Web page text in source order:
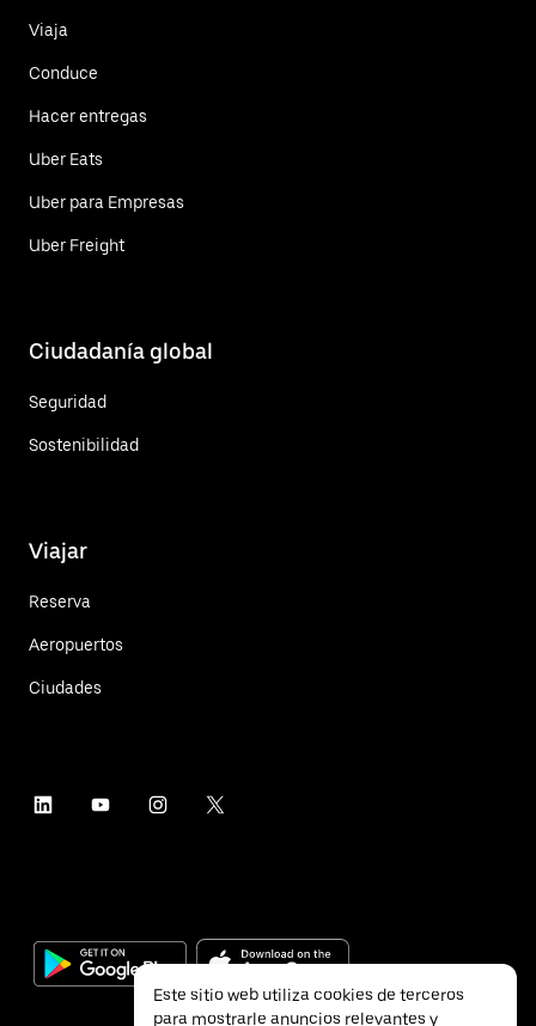
Viaja
Conduce
Hacer entregas
Uber Eats
Uber para Empresas
Uber Freight
Ciudadanía global
Seguridad
Sostenibilidad
Viajar
Reserva
Aeropuertos
Ciudades
Este sitio web utiliza cookies de terceros
para mostrarle anuncios relevantes y